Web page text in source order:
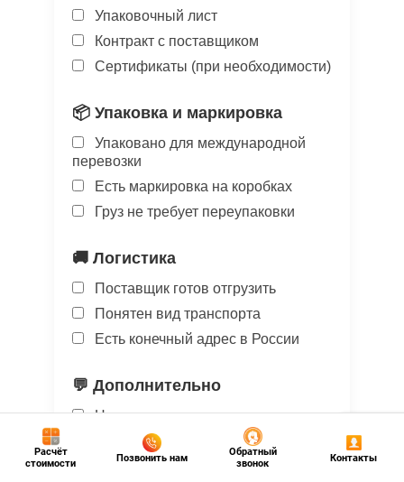
Упаковочный лист
Контракт с поставщиком
Сертификаты (при необходимости)
📦 Упаковка и маркировка
Упаковано для международной
перевозки
Есть маркировка на коробках
Груз не требует переупаковки
🚚 Логистика
Поставщик готов отгрузить
Понятен вид транспорта
Есть конечный адрес в России
💬 Дополнительно
Нужна доставка «под ключ»
Требуется консолидация груза
Нужна помощь с таможней
Расчёт
стоимости
Позвонить нам
Обратный
звонок
Контакты